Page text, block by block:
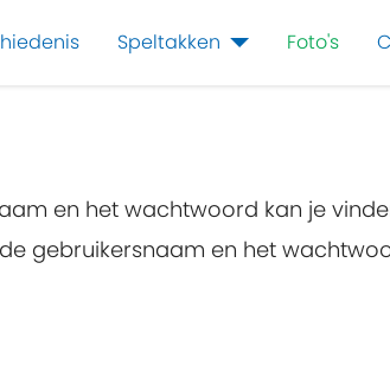
Speltakken Foto's
en het wachtwoord kan je
gebruikersnaam en het